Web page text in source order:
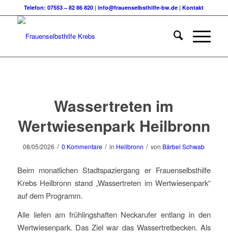
Telefon: 07553 – 82 86 820 |info@frauenselbsthilfe-bw.de |Kontakt
Wassertreten im
Wertwiesenpark Heilbronn
08/05/2026 / 0 Kommentare / in Heilbronn / von Bärbel Schwab
Beim monatlichen Stadtspaziergang er Frauenselbsthilfe
Krebs Heilbronn stand „Wassertreten im Wertwiesenpark“
auf dem Programm.
Alle liefen am frühlingshaften Neckarufer entlang in den
Wertwiesenpark. Das Ziel war das Wassertretbecken. Als